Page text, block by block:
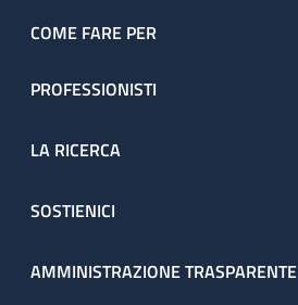
COME FARE PER
PROFESSIONISTI
LA RICERCA
SOSTIENICI
AMMINISTRAZIONE TRASPARENTE